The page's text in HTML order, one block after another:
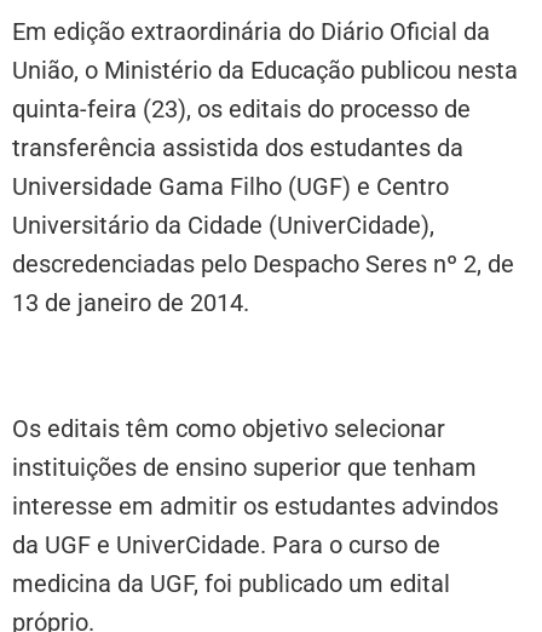
Em edição extraordinária do Diário Oficial da
União, o Ministério da Educação publicou nesta
quinta-feira (23), os editais do processo de
transferência assistida dos estudantes da
Universidade Gama Filho (UGF) e Centro
Universitário da Cidade (UniverCidade),
descredenciadas pelo Despacho Seres nº 2, de
13 de janeiro de 2014.
Os editais têm como objetivo selecionar
instituições de ensino superior que tenham
interesse em admitir os estudantes advindos
da UGF e UniverCidade. Para o curso de
medicina da UGF, foi publicado um edital
próprio.